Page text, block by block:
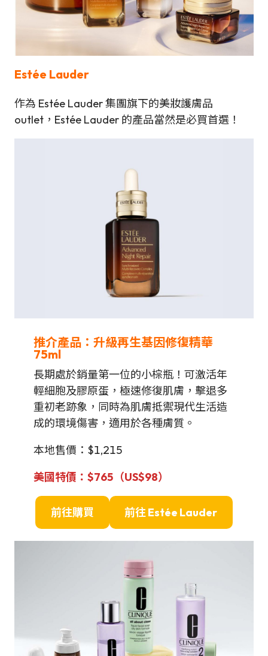
Estée Lauder
作為 Estée Lauder 集團旗下的美妝護膚品
outlet，Estée Lauder 的產品當然是必買首選！
推介產品：升級再生基因修復精華
75ml
長期處於銷量第一位的小棕瓶！可激活年
輕細胞及膠原蛋，極速修復肌膚，擊退多
重初老跡象，同時為肌膚抵禦現代生活造
成的環境傷害，適用於各種膚質。
本地售價：$1,215
美國特價 ：$765（US$98）
前往購買 前往 Estée Lauder